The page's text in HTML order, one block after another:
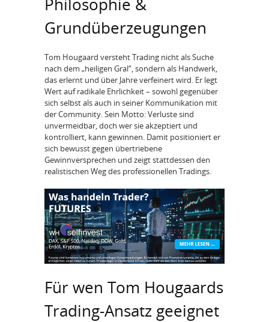
Philosophie &
Grundüberzeugungen
Tom Hougaard versteht Trading nicht als Suche
nach dem „heiligen Gral“, sondern als Handwerk,
das erlernt und über Jahre verfeinert wird. Er legt
Wert auf radikale Ehrlichkeit – sowohl gegenüber
sich selbst als auch in seiner Kommunikation mit
der Community. Sein Motto: Verluste sind
unvermeidbar, doch wer sie akzeptiert und
kontrolliert, kann gewinnen. Damit positioniert er
sich bewusst gegen übertriebene
Gewinnversprechen und zeigt stattdessen den
realistischen Weg des professionellen Tradings.
Für wen Tom Hougaards
Trading-Ansatz geeignet